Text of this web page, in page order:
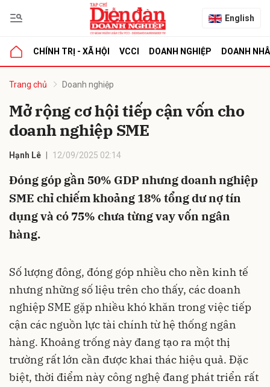
English
CHÍNH TRỊ - XÃ HỘI VCCI DOANH NGHIỆP DOANH
Trang chủ Doanh nghiệp
Mở rộng cơ hội tiếp cận vốn cho
doanh nghiệp SME
Hạnh Lê 12/09/2025 02:14
Đóng góp gần 50% GDP nhưng doanh nghiệp
SME chỉ chiếm khoảng 18% tổng dư nợ tín
dụng và có 75% chưa từng vay vốn ngân
hàng.
Số lượng đông, đóng góp nhiều cho nền kinh tế
nhưng những số liệu trên cho thấy, các doanh
nghiệp SME gặp nhiều khó khăn trong việc tiếp
cận các nguồn lực tài chính từ hệ thống ngân
hàng. Khoảng trống này đang tạo ra một thị
trường rất lớn cần được khai thác hiệu quả. Đặc
biệt, thời điểm này công nghệ đang phát triển rất
luận
Hủy